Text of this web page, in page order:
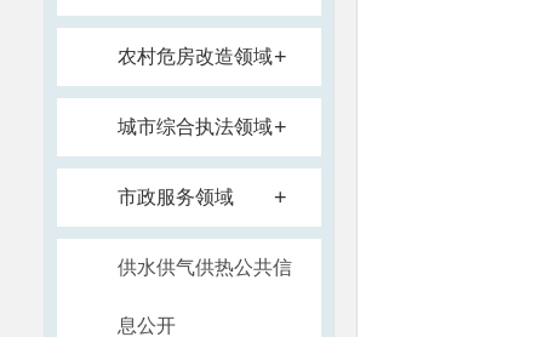
农村危房改造领域+
城市综合执法领域+
市政服务领域 +
供水供气供热公共信
息公开